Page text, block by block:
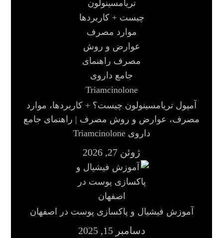
آمپول تریامسینولون چیست؟ + کاربردها، موارد
مصرف، عوارض و روش مصرف | راهنمای جامع
داروی Triamcinolone
ژوئن 27, 2026
آموزش فیشیال و پاکسازی پوست در اصفهان
دسامبر 15, 2025